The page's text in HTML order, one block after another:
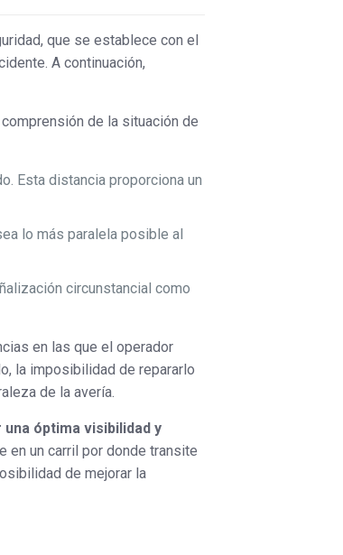
que se establece con el
A continuación,
de la situación de
Esta distancia proporciona un
lo más paralela posible al
circunstancial como
en las que el operador
la imposibilidad de repararlo
de la avería.
óptima visibilidad y
en un carril por donde transite
de mejorar la